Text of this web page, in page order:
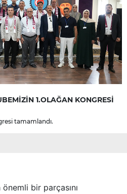
1.OLAĞAN KONGRESİ
tamamlandı.
bir parçasını